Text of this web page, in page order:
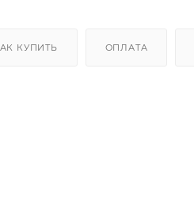
КУПИТЬ ОПЛАТА